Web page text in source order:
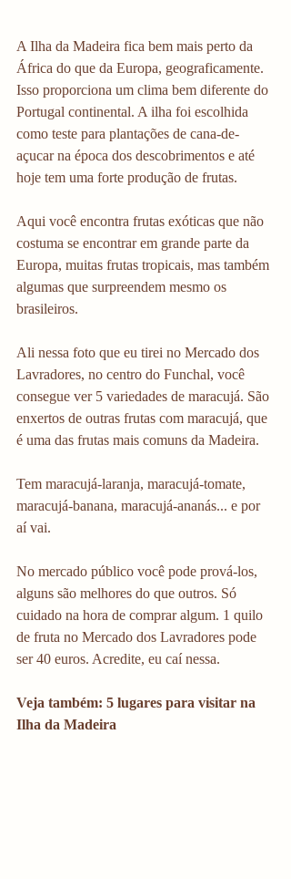
A Ilha da Madeira fica bem mais perto da
África do que da Europa, geograficamente.
Isso proporciona um clima bem diferente do
Portugal continental. A ilha foi escolhida
como teste para plantações de cana-de-
açucar na época dos descobrimentos e até
hoje tem uma forte produção de frutas.
Aqui você encontra frutas exóticas que não
costuma se encontrar em grande parte da
Europa, muitas frutas tropicais, mas também
algumas que surpreendem mesmo os
brasileiros.
Ali nessa foto que eu tirei no Mercado dos
Lavradores, no centro do Funchal, você
consegue ver 5 variedades de maracujá. São
enxertos de outras frutas com maracujá, que
é uma das frutas mais comuns da Madeira.
Tem maracujá-laranja, maracujá-tomate,
maracujá-banana, maracujá-ananás... e por
aí vai.
No mercado público você pode prová-los,
alguns são melhores do que outros. Só
cuidado na hora de comprar algum. 1 quilo
de fruta no Mercado dos Lavradores pode
ser 40 euros. Acredite, eu caí nessa.
Veja também: 5 lugares para visitar na
Ilha da Madeira